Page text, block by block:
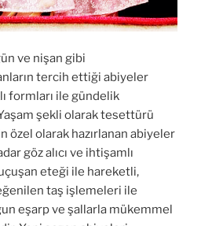
ve nişan gibi
tercih ettiği abiyeler
formları ile gündelik
şekli olarak tesettürü
özel olarak hazırlanan abiyeler
göz alıcı ve ihtişamlı
eteği ile hareketli,
taş işlemeleri ile
eşarp ve şallarla mükemmel